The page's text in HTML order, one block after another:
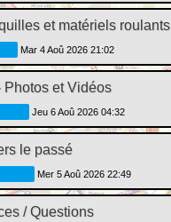
et matériels roulants
Mar 4 Aoû 2026 21:02
Photos et Vidéos
Jeu 6 Aoû 2026 04:32
le passé
Mer 5 Aoû 2026 22:49
/ Questions